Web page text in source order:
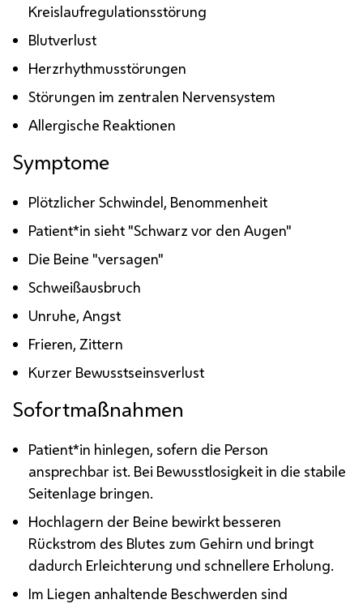
Kreislaufregulationsstörung
Blutverlust
Herzrhythmusstörungen
Störungen im zentralen Nervensystem
Allergische Reaktionen
Symptome
Plötzlicher Schwindel, Benommenheit
Patient*in sieht "Schwarz vor den Augen"
Die Beine "versagen"
Schweißausbruch
Unruhe, Angst
Frieren, Zittern
Kurzer Bewusstseinsverlust
Sofortmaßnahmen
Patient*in hinlegen, sofern die Person
ansprechbar ist. Bei Bewusstlosigkeit in die stabile
Seitenlage bringen.
Hochlagern der Beine bewirkt besseren
Rückstrom des Blutes zum Gehirn und bringt
dadurch Erleichterung und schnellere Erholung.
Im Liegen anhaltende Beschwerden sind